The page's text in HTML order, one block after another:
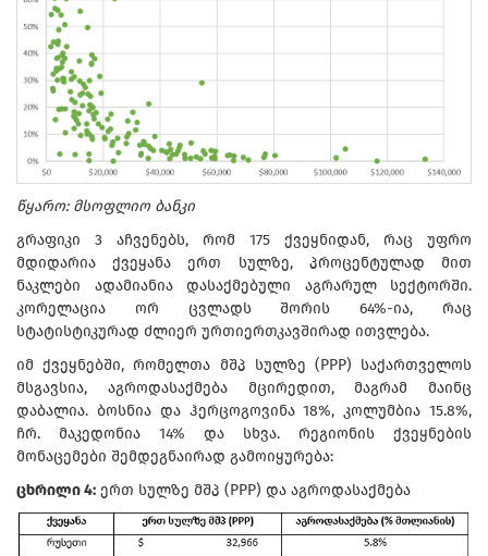
წყარო: მსოფლიო ბანკი
გრაფიკი 3 აჩვენებს, რომ 175 ქვეყნიდან, რაც უფრო
მდიდარია ქვეყანა ერთ სულზე, პროცენტულად მით
ნაკლები ადამიანია დასაქმებული აგრარულ სექტორში.
კორელაცია ორ ცვლადს შორის 64%-ია, რაც
სტატისტიკურად ძლიერ ურთიერთკავშირად ითვლება.
იმ ქვეყნებში, რომელთა მშპ სულზე (PPP) საქართველოს
მსგავსია, აგროდასაქმება მცირედით, მაგრამ მაინც
დაბალია. ბოსნია და ჰერცოგოვინა 18%, კოლუმბია 15.8%,
ჩრ. მაკედონია 14% და სხვა. რეგიონის ქვეყნების
მონაცემები შემდეგნაირად გამოიყურება:
ცხრილი 4: ერთ სულზე მშპ (PPP) და აგროდასაქმება